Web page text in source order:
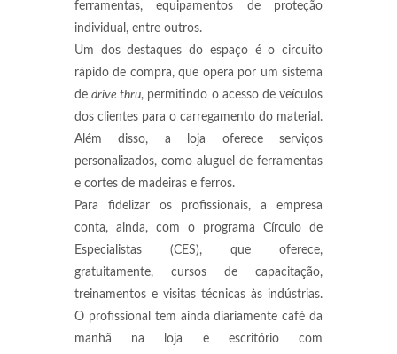
ferramentas, equipamentos de proteção
individual, entre outros.
Um dos destaques do espaço é o circuito
rápido de compra, que opera por um sistema
dedrive thru, permitindo o acesso de veículos
dos clientes para o carregamento do material.
Além disso, a loja oferece serviços
personalizados, como aluguel de ferramentas
e cortes de madeiras e ferros.
Para fidelizar os profissionais, a empresa
conta, ainda, com o programa Círculo de
Especialistas (CES), que oferece,
gratuitamente, cursos de capacitação,
treinamentos e visitas técnicas às indústrias.
O profissional tem ainda diariamente café da
manhã na loja e escritório com